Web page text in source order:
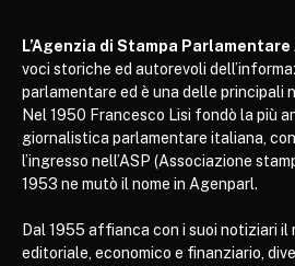
L’Agenzia di Stampa
voci storiche ed autorevoli
parlamentare ed è una delle principali
Nel 1950 Francesco Lisi fondò la più
giornalistica parlamentare italiana, con
l’ingresso nell’ASP (Associazione
1953 ne mutò il nome in Agenparl.
Dal 1955 affianca con i suoi notiziari il
editoriale, economico e finanziario,